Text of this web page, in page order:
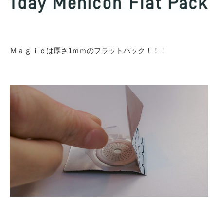
Ｍａｇｉｃは厚さ1ｍｍのフラットパック！！！